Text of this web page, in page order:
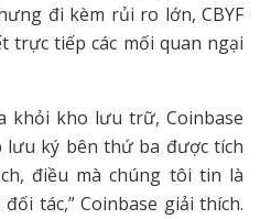
đi kèm rủi ro lớn, CBYF
trực tiếp các mối quan ngại
khỏi kho lưu trữ, Coinbase
lưu ký bên thứ ba được tích
điều mà chúng tôi tin là
tác,” Coinbase giải thích.